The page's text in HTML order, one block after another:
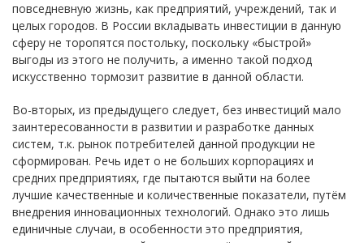
повседневную жизнь, как предприятий, учреждений, так и
целых городов. В России вкладывать инвестиции в данную
сферу не торопятся постольку, поскольку «быстрой»
выгоды из этого не получить, а именно такой подход
искусственно тормозит развитие в данной области.
Во-вторых, из предыдущего следует, без инвестиций мало
заинтересованности в развитии и разработке данных
систем, т.к. рынок потребителей данной продукции не
сформирован. Речь идет о не больших корпорациях и
средних предприятиях, где пытаются выйти на более
лучшие качественные и количественные показатели, путём
внедрения инновационных технологий. Однако это лишь
единичные случаи, в особенности это предприятия,